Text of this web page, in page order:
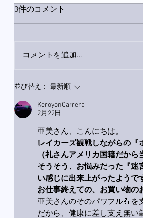
家レコーディング無事終了。
3件のコメント
コメントを追加…
並び替え： 最新順
KeroyonCarrera
2月22日
亜美さん、こんにちは。
レイカーズ観戦しながらの
（礼さんアメリカ国籍だから
そうそう、お悩みだった『迷
い感じに出来上がったようで
お仕事終えての、お買い物の
亜美さんのそのパワフル💪を
だから、健康に差し支え無い